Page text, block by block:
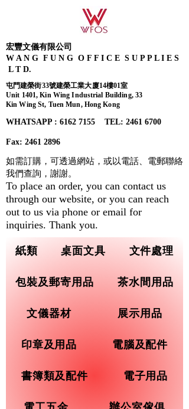
宏豐文儀有限公司
W A N G F U N G O F F I C E S U P P L I E S
L T D.
屯門建榮街33號建榮工業大廈14樓01室
Unit 1401, Kin Wing Industrial Building, 33
Kin Wing St, Tuen Mun, Hong Kong
WHATSAPP : 6162 7155​ TEL: 2461 6700
Fax: 2461 2896
紙類 桌面文具 文件處理
包裝及郵寄用品 茶水間用品
文儀器材 展示用品
印章及用品 電腦及配件
書簿類及配件 電子用品
如需訂購，可透過網站，或以電話、電郵聯絡
我們查詢， 謝謝。
To place an order, you can contact us
through our website, or you can reach
out to us via phone or email for
inquiries. Thank you.